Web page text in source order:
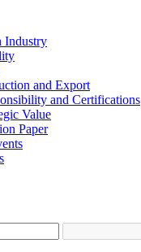
Industry
and Export
and Certifications
Value
Paper